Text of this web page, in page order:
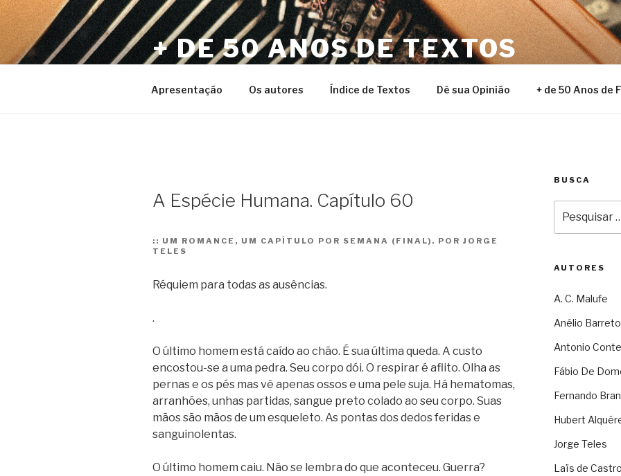
Pular
para
o
conteúdo
+ DE 50 ANOS DE TEXTOS
Apresentação Os autores Índice de Textos Dê sua Opinião + de 50 Anos de
A Espécie Humana. Capítulo 60
:: UM ROMANCE, UM CAPÍTULO POR SEMANA (FINAL). POR JORGE
TELES
Réquiem para todas as ausências.
.
O último homem está caído ao chão. É sua última queda. A custo
encostou-se a uma pedra. Seu corpo dói. O respirar é aflito. Olha as
pernas e os pés mas vê apenas ossos e uma pele suja. Há hematomas,
arranhões, unhas partidas, sangue preto colado ao seu corpo. Suas
mãos são mãos de um esqueleto. As pontas dos dedos feridas e
sanguinolentas.
O último homem caiu. Não se lembra do que aconteceu. Guerra?
BUSCA
por:
AUTORES
A. C. Malufe
Anélio Barreto
Antonio
Fábio De
Fernando
Hubert
Jorge Teles
Laïs de Castro